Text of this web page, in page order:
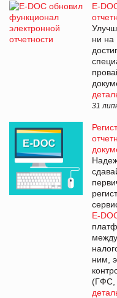
E-
ни на
31
E-
ним,
(ГФС,